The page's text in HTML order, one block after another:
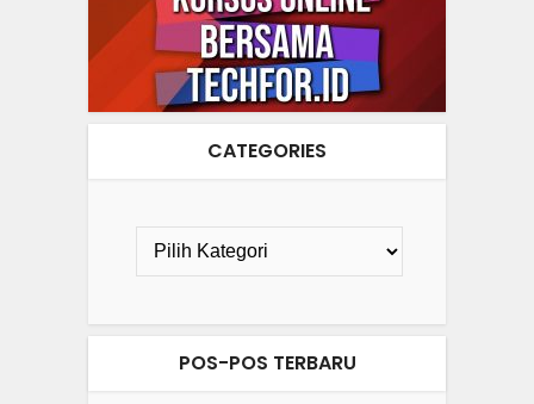
CATEGORIES
POS-POS TERBARU